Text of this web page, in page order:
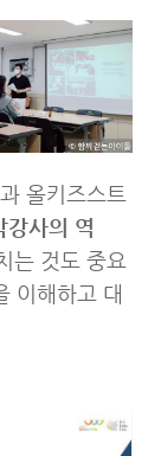
올키즈스트
강사의 역
는 것도 중요
이해하고 대